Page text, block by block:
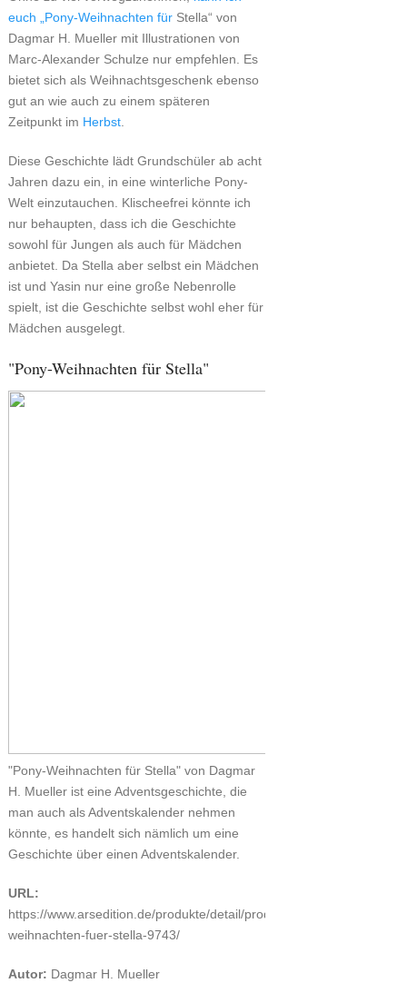
euch „Pony-Weihnachten fürStella“ von
Dagmar H. Mueller mit Illustrationen von
Marc-Alexander Schulze nur empfehlen. Es
bietet sich als Weihnachtsgeschenk ebenso
gut an wie auch zu einem späteren
Zeitpunkt im Herbst.
Diese Geschichte lädt Grundschüler ab acht
Jahren dazu ein, in eine winterliche Pony-
Welt einzutauchen. Klischeefrei könnte ich
nur behaupten, dass ich die Geschichte
sowohl für Jungen als auch für Mädchen
anbietet. Da Stella aber selbst ein Mädchen
ist und Yasin nur eine große Nebenrolle
spielt, ist die Geschichte selbst wohl eher für
Mädchen ausgelegt.
"Pony-Weihnachten für Stella"
"Pony-Weihnachten für Stella" von Dagmar
H. Mueller ist eine Adventsgeschichte, die
man auch als Adventskalender nehmen
könnte, es handelt sich nämlich um eine
Geschichte über einen Adventskalender.
URL:
https://www.arsedition.de/produkte/detail/produkt/pony-
weihnachten-fuer-stella-9743/
Autor: Dagmar H. Mueller